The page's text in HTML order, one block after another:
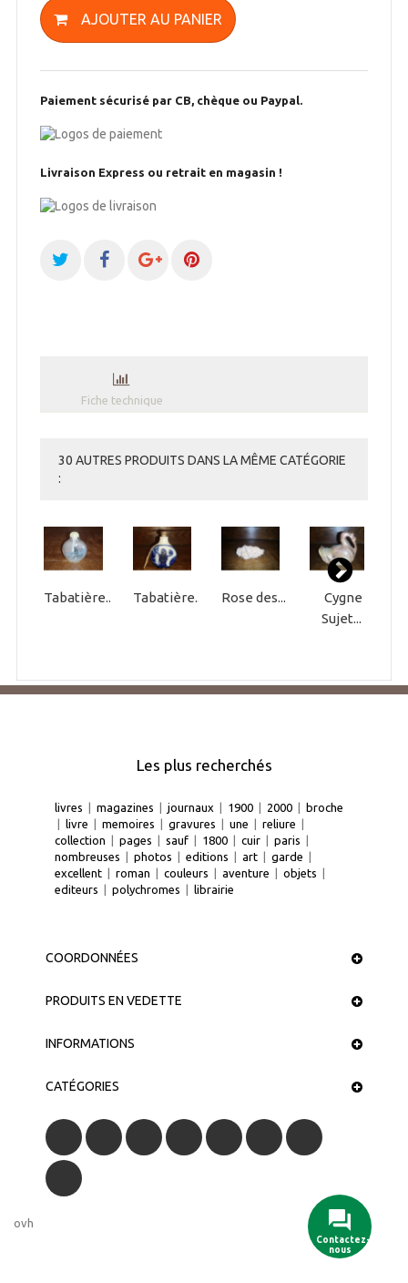
AJOUTER AU PANIER
Paiement sécurisé par CB, chèque ou Paypal.
Livraison Express ou retrait en magasin !
Fiche technique
30 AUTRES PRODUITS DANS LA MÊME CATÉGORIE
:
Tabatière... Tabatière... Rose des...
Cygne
Sujet...
Les plus recherchés
livres | magazines | journaux | 1900 | 2000 | broche
| livre | memoires | gravures | une | reliure |
collection | pages | sauf | 1800 | cuir | paris |
nombreuses | photos | editions | art | garde |
excellent | roman | couleurs | aventure | objets |
editeurs | polychromes | librairie
COORDONNÉES
PRODUITS EN VEDETTE
INFORMATIONS
CATÉGORIES
Contactez-
nous
ovh